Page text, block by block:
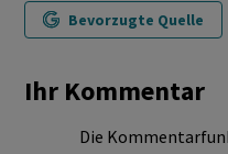
Bevorzugte Quelle
Ihr Kommentar
Die